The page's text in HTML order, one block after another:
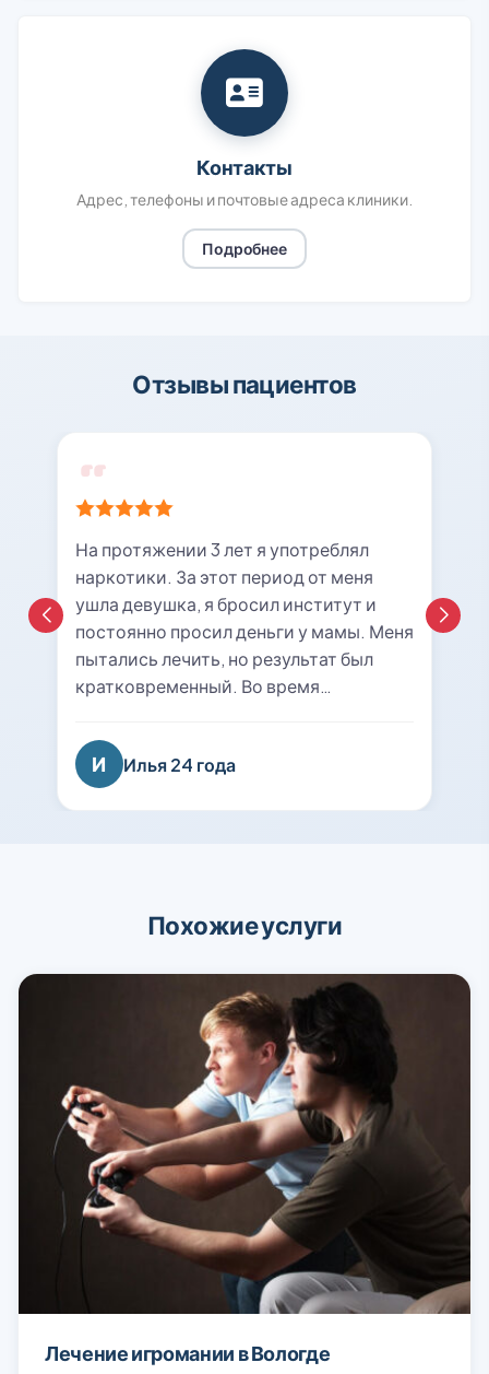
Контакты
Адрес, телефоны и почтовые адреса клиники.
Подробнее
Отзывы пациентов
На протяжении 3 лет я употреблял
наркотики. За этот период от меня
ушла девушка, я бросил институт и
постоянно просил деньги у мамы. Меня
пытались лечить, но результат был
кратковременный. Во время
центра «21rehab». Беседа с наркологом
подтолкнула меня к мысли о
прохождении курса лечения и
и собираюсь восстанавливаться в
вернули меня к жизни!
И Илья 24 года
Похожие услуги
Лечение игромании в Вологде